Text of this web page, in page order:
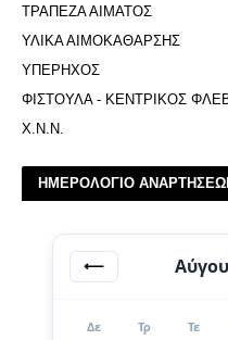
ΤΡΑΠΕΖΑ ΑΙΜΑΤΟΣ
ΥΛΙΚΑ ΑΙΜΟΚΑΘΑΡΣΗΣ
ΥΠΕΡΗΧΟΣ
ΦΙΣΤΟΥΛΑ - ΚΕΝΤΡΙΚΟΣ
Χ.Ν.Ν.
ΗΜΕΡΟΛΟΓΙΟ
⟵
Δε Τρ Τε